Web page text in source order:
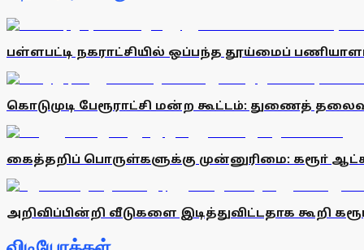
பள்ளபட்டி நகராட்சியில் ஒப்பந்த தூய்மைப்
கொடுமுடி பேரூராட்சி மன்ற கூட்டம்: துணைத்
கைத்தறிப் பொருள்களுக்கு முன்னுரிமை: கரூா்
அறிவிப்பின்றி வீடுகளை இடித்துவிட்டதாக கூறி